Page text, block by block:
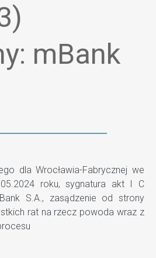
mBank
dla Wrocławia-Fabrycznej we
roku, sygnatura akt I C
S.A., zasądzenie od strony
rat na rzecz powoda wraz z